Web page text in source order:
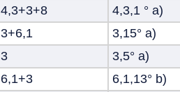
4,3+3+8 4,3,1 ° а)
3+6,1 3,15° а)
3 3,5° а)
6,1+3 6,1,13° b)